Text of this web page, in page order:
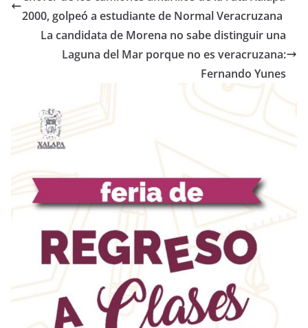
2000, golpeó a estudiante de Normal Veracruzana
La candidata de Morena no sabe distinguir una
Laguna del Mar porque no es veracruzana:
Fernando Yunes